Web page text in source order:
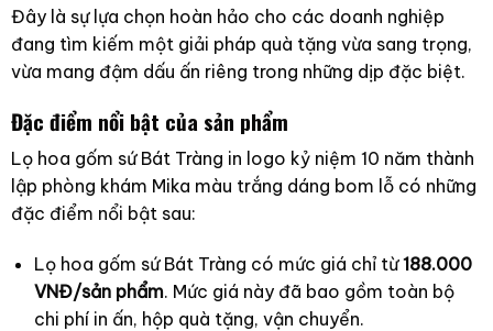
Đây là sự lựa chọn hoàn hảo cho các doanh nghiệp
đang tìm kiếm một giải pháp quà tặng vừa sang trọng,
vừa mang đậm dấu ấn riêng trong những dịp đặc biệt.
Đặc điểm nổi bật của sản phẩm
Lọ hoa gốm sứ Bát Tràng in logo kỷ niệm 10 năm thành
lập phòng khám Mika màu trắng dáng bom lỗ có những
đặc điểm nổi bật sau:
Lọ hoa gốm sứ Bát Tràng có mức giá chỉ từ188.000
VNĐ/sản phẩm. Mức giá này đã bao gồm toàn bộ
chi phí in ấn, hộp quà tặng, vận chuyển.